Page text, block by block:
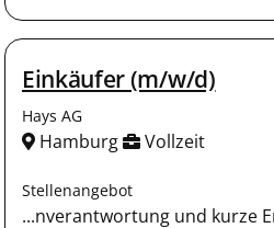
Einkäufer (m/w/d)
Hays AG
Hamburg Vollzeit
Stellenangebot
...nverantwortung und kurze